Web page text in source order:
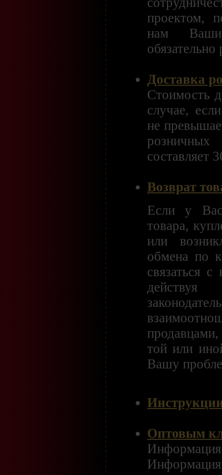
проектом,
нам
Доставка
Стоимость
случае,
не
составляет
Возврат
Если у Вас
товара,
или
обмена по
связаться
той или
Вашу
Оптовым